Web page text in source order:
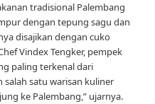
tradisional Palembang
dengan tepung sagu dan
disajikan dengan cuko
Vindex Tengker, pempek
paling terkenal dari
salah satu warisan kuliner
ke Palembang,” ujarnya.